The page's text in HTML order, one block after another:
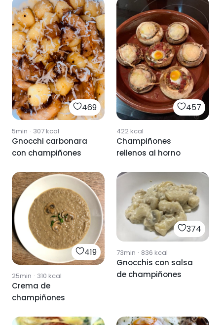
469
5min · 307kcal
Gnocchi carbonara
con champiñones
457
422kcal
Champiñones
rellenos al horno
419
25min · 310 kcal
Crema de
champiñones
374
73min · 836 kcal
Gnocchis con salsa
de champiñones